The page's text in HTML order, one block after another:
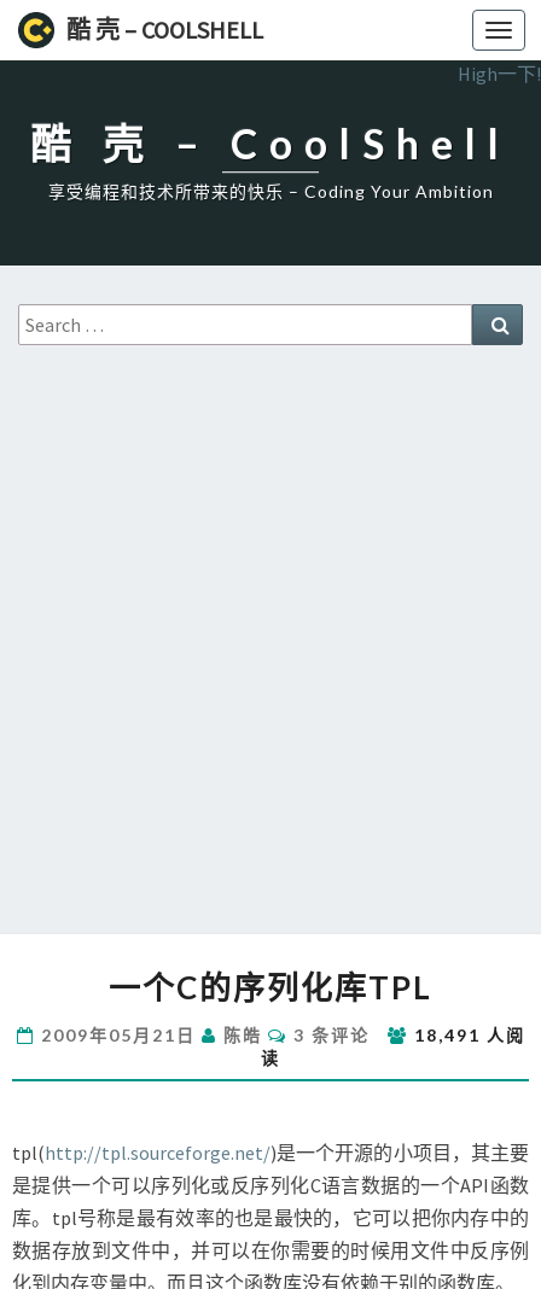
酷 壳 – COOLSHELL
High一下!
酷 壳 – CoolShell
享受编程和技术所带来的快乐 – Coding Your Ambition
Search
for:
个
的
序
库
TPL
一个C的序列化库TPL
2009年05月21日 陈皓
评
论
3 条评论
18,491 人阅
读
tpl(http://tpl.sourceforge.net/)是一个开源的小项目，其主要
是提供一个可以序列化或反序列化C语言数据的一个API函数
库。tpl号称是最有效率的也是最快的，它可以把你内存中的
数据存放到文件中，并可以在你需要的时候用文件中反序例
化到内存变量中。而且这个函数库没有依赖于别的函数库。